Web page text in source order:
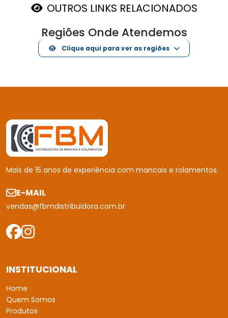
E-MAIL
Produtos
Portfólio
Catálogo
Melhores Marcas
Contato
Política de Privacidade
Mapa do site
PRODUTOS
Rolamentos
Retentores